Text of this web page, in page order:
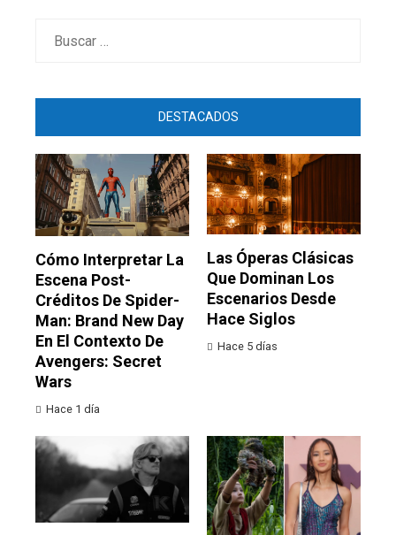
DESTACADOS
Cómo Interpretar La
Escena Post-
Créditos De Spider-
Man: Brand New Day
En El Contexto De
Avengers: Secret
Wars
Hace 1 día
Las Óperas Clásicas
Que Dominan Los
Escenarios Desde
Hace Siglos
Hace 5 días